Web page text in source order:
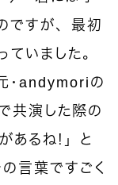
ですが、最初
いました。
・andymoriの
共演した際の
るね！」と
言葉ですごく